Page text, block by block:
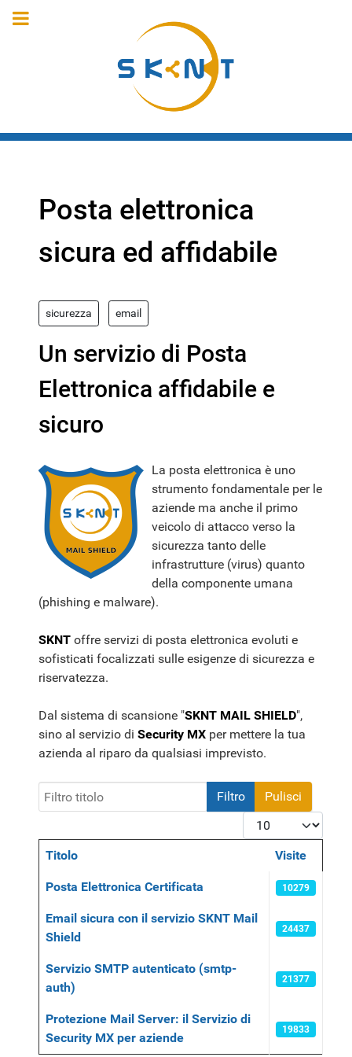
Posta elettronica
sicura ed affidabile
sicurezza email
Un servizio di Posta
Elettronica affidabile e
sicuro
La posta elettronica è uno
strumento fondamentale per le
aziende ma anche il primo
veicolo di attacco verso la
sicurezza tanto delle
infrastrutture (virus) quanto
della componente umana
(phishing e malware).
SKNT offre servizi di posta elettronica evoluti e
sofisticati focalizzati sulle esigenze di sicurezza e
riservatezza.
Dal sistema di scansione "SKNT MAIL SHIELD",
sino al servizio di Security MX per mettere la tua
azienda al riparo da qualsiasi imprevisto.
Filtro titolo Filtro
Pulisci
Visualizza #
Articoli
Titolo Visite
Posta Elettronica Certificata 10279
Email sicura con il servizio SKNT Mail
Shield
24437
Servizio SMTP autenticato (smtp-
auth)
21377
Protezione Mail Server: il Servizio di
Security MX per aziende
19833